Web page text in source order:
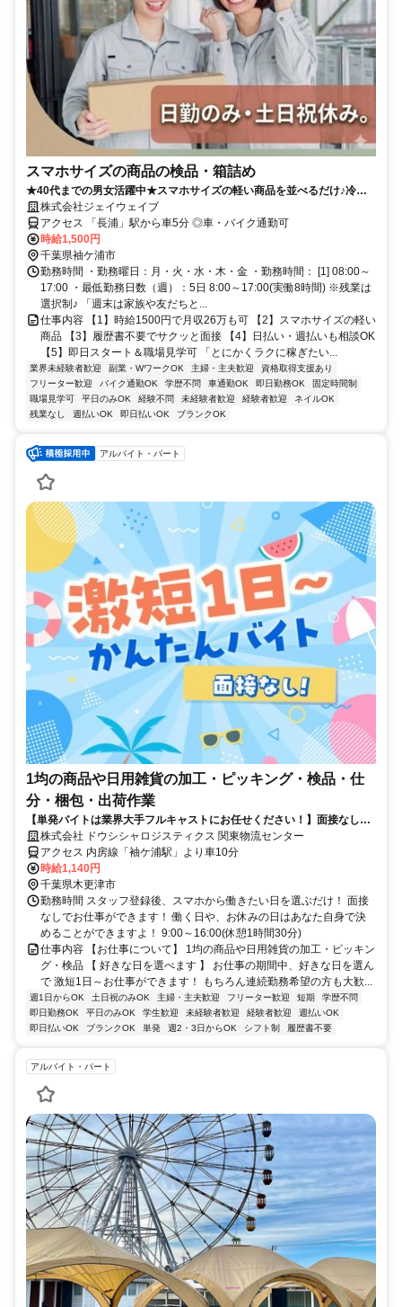
スマホサイズの商品の検品・箱詰め
★40代までの男女活躍中★スマホサイズの軽い商品を並べるだけ♪冷暖
房完備＆個人ロッカー有の快適環境◎
株式会社ジェイウェイブ
アクセス 「長浦」駅から車5分 ◎車・バイク通勤可
時給1,500円
千葉県袖ケ浦市
勤務時間 ・勤務曜日：月・火・水・木・金 ・勤務時間： [1] 08:00～
17:00 ・最低勤務日数（週）：5日 8:00～17:00(実働8時間) ※残業は
選択制♪ 「週末は家族や友だちと...
仕事内容 【1】時給1500円で月収26万も可 【2】スマホサイズの軽い
商品 【3】履歴書不要でサクッと面接 【4】日払い・週払いも相談OK
【5】即日スタート＆職場見学可 「とにかくラクに稼ぎたい...
業界未経験者歓迎 副業・WワークOK 主婦・主夫歓迎
資格取得支援あり
フリーター歓迎
バイク通勤OK 学歴不問 車通勤OK 即日勤務OK
固定時間制
職場見学可
平日のみOK 経験不問 未経験者歓迎 経験者歓迎
ネイルOK
残業なし
週払いOK 即日払いOK ブランクOK
アルバイト・パート
1均の商品や日用雑貨の加工・ピッキング・検品・仕
分・梱包・出荷作業
【単発バイトは業界大手フルキャストにお任せください！】面接なしで
好きな日を選んで働ける！
株式会社 ドウシシャロジスティクス 関東物流センター
アクセス 内房線「袖ケ浦駅」より車10分
時給1,140円
千葉県木更津市
勤務時間 スタッフ登録後、スマホから働きたい日を選ぶだけ！ 面接
なしでお仕事ができます！ 働く日や、お休みの日はあなた自身で決
めることができますよ！ 9:00～16:00(休憩1時間30分)
仕事内容 【お仕事について】 1均の商品や日用雑貨の加工・ピッキン
グ・検品 【 好きな日を選べます 】 お仕事の期間中、好きな日を選ん
で 激短1日～お仕事ができます！ もちろん連続勤務希望の方も大歓...
週1日からOK 土日祝のみOK 主婦・主夫歓迎 フリーター歓迎 短期
学歴不問
即日勤務OK
平日のみOK 学生歓迎 未経験者歓迎 経験者歓迎
週払いOK
即日払いOK
ブランクOK 単発 週2・3日からOK シフト制 履歴書不要
アルバイト・パート